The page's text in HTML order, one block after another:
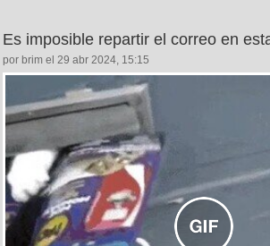
Es imposible repartir el correo en
por brim el 29 abr 2024, 15:15